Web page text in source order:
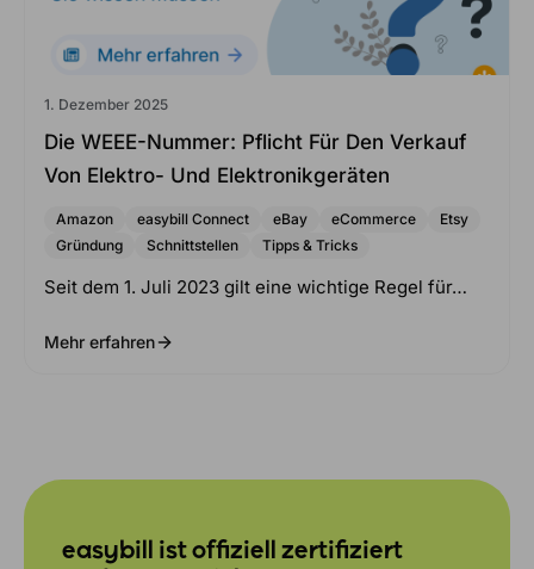
1. Dezember 2025
Die WEEE-Nummer: Pflicht Für Den Verkauf
Von Elektro- Und Elektronikgeräten
Amazon easybill Connect eBay eCommerce
Etsy
Gründung
Schnittstellen Tipps & Tricks
Seit dem 1. Juli 2023 gilt eine wichtige Regel für…
Mehr erfahren
easybill ist offiziell zertifiziert